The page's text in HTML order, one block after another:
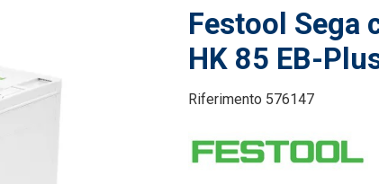
Festool Sega
HK 85 EB-
Riferimento 576147